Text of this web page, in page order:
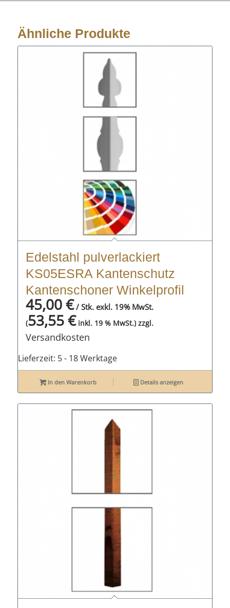
Ähnliche Produkte
Edelstahl pulverlackiert
KS05ESRA Kantenschutz
Kantenschoner Winkelprofil
45,00€/ Stk. exkl. 19% MwSt.
(53,55€inkl. 19 % MwSt.) zzgl.
Versandkosten
Lieferzeit: 5 - 18 Werktage
In den Warenkorb Details anzeigen